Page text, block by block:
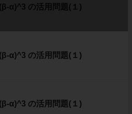
α)^3 の活用問題(１)
α)^3 の活用問題(１)
α)^3 の活用問題(１)